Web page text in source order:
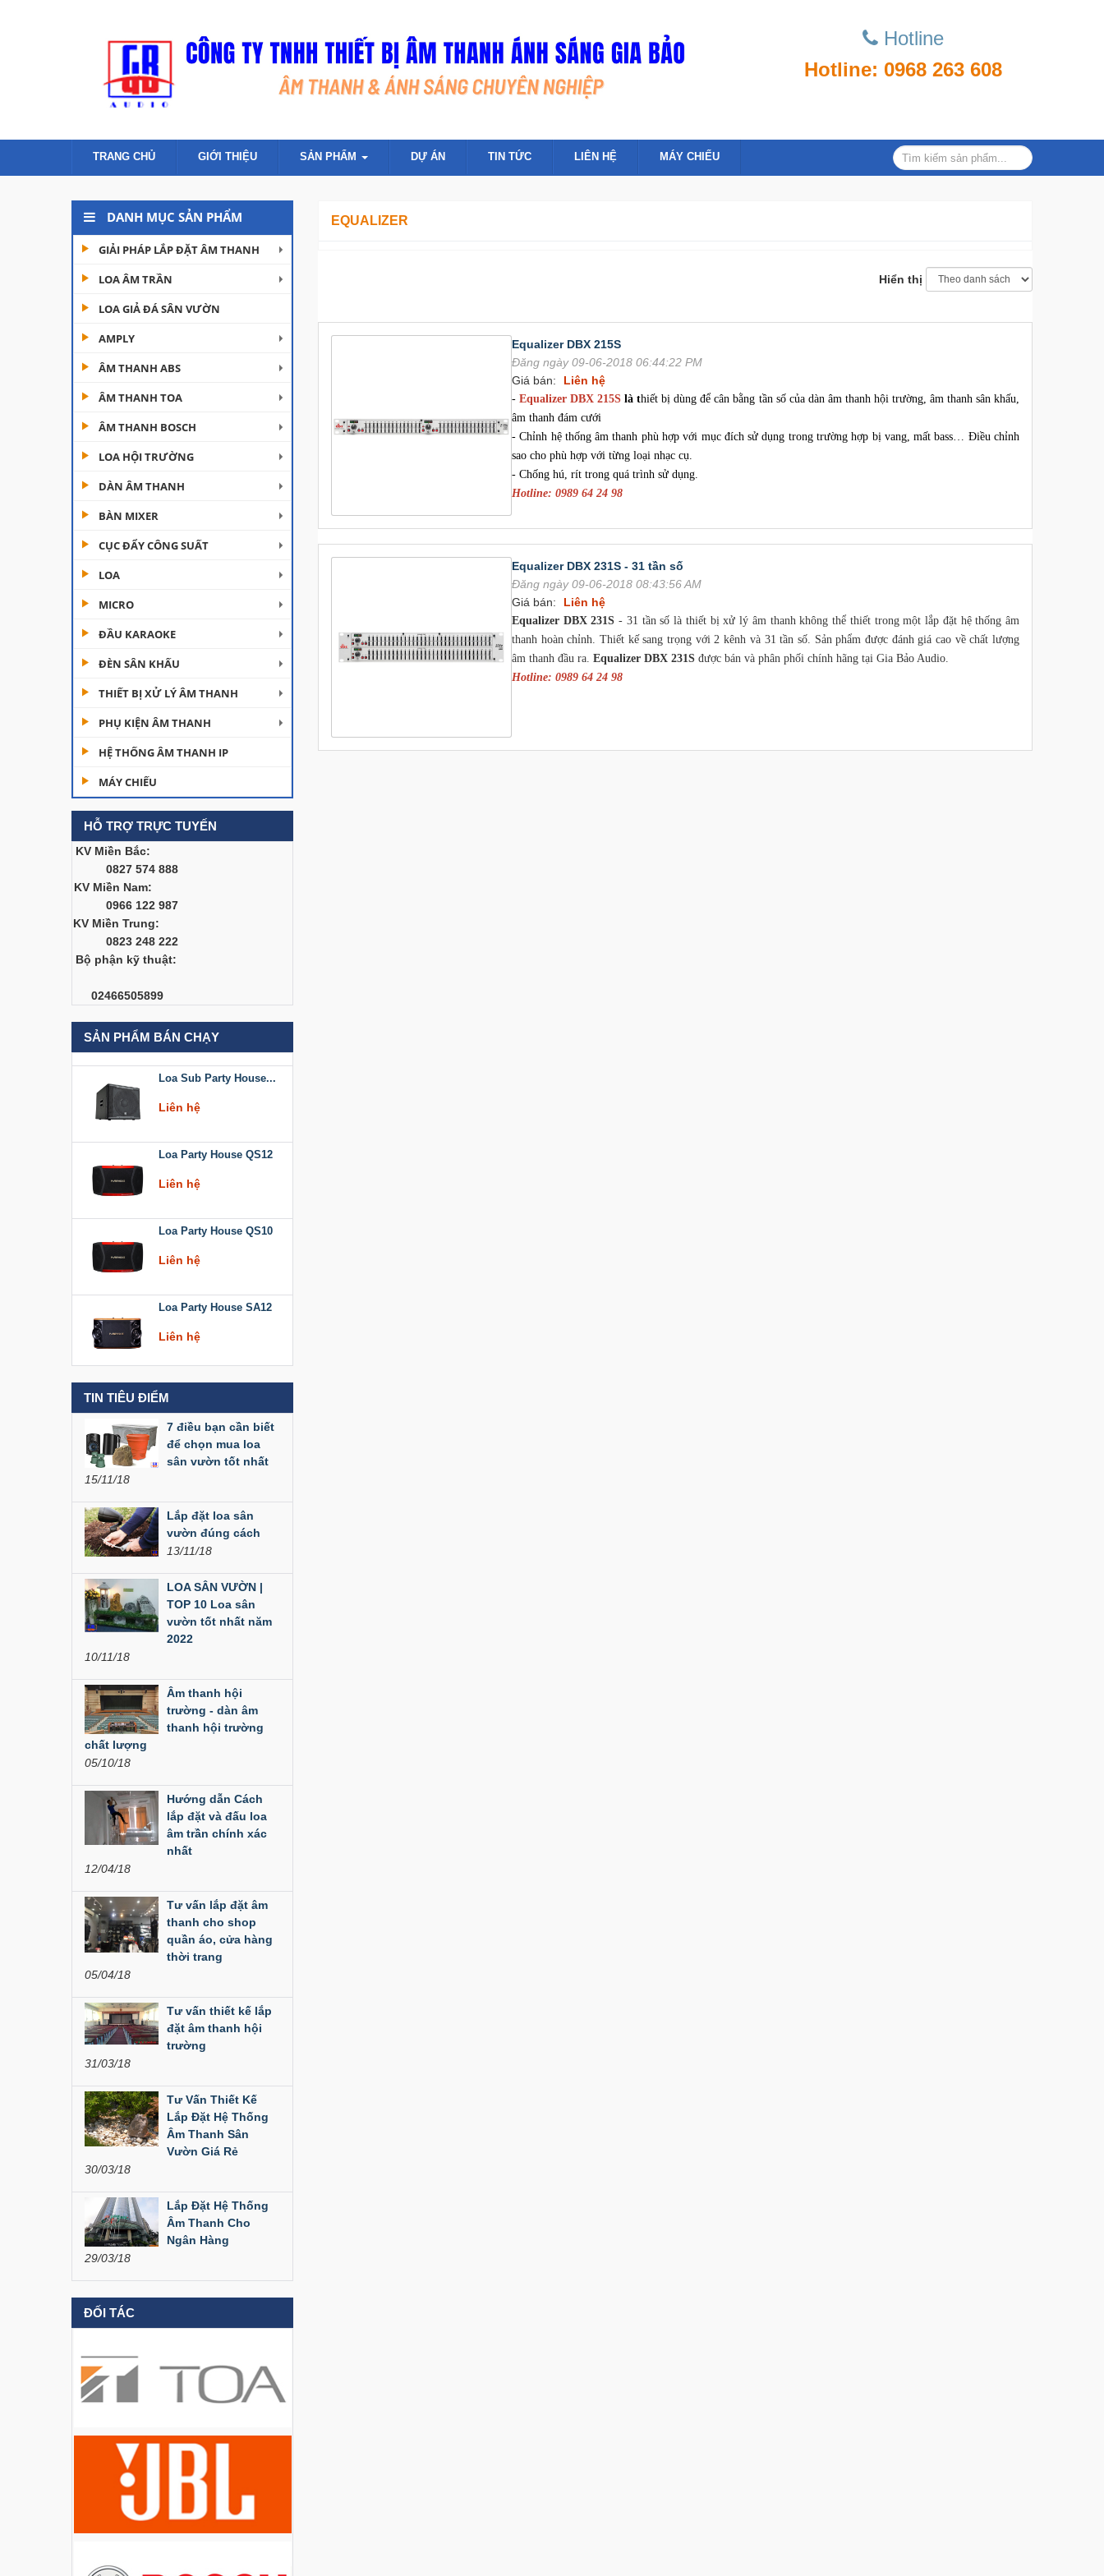
Hotline
Hotline: 0968 263 608
TRANG CHỦ GIỚI THIỆU SẢN PHẨM DỰ ÁN TIN TỨC LIÊN HỆ MÁY CHIẾU
DANH MỤC SẢN PHẨM
GIẢI PHÁP LẮP ĐẶT ÂM THANH
LOA ÂM TRẦN
LOA GIẢ ĐÁ SÂN VƯỜN
AMPLY
ÂM THANH ABS
ÂM THANH TOA
ÂM THANH BOSCH
LOA HỘI TRƯỜNG
DÀN ÂM THANH
BÀN MIXER
CỤC ĐẨY CÔNG SUẤT
LOA
MICRO
ĐẦU KARAOKE
ĐÈN SÂN KHẤU
THIẾT BỊ XỬ LÝ ÂM THANH
PHỤ KIỆN ÂM THANH
HỆ THỐNG ÂM THANH IP
MÁY CHIẾU
HỖ TRỢ TRỰC TUYẾN
KV Miền Bắc:
0827 574 888
KV Miền Nam:
0966 122 987
KV Miền Trung:
0823 248 222
Bộ phận kỹ thuật:
02466505899
SẢN PHẨM BÁN CHẠY
Liên hệ
Cục đẩy công suất
Dàn âm thanh hội
trường...
Bàn Mixer
Allen&Heath...
Liên hệ
Bàn Mixer
Liên hệ
Loa Sub Party House
D218
Liên hệ
Loa Sub Party House...
Liên hệ
Loa Party House QS12
Liên hệ
Loa Party House QS10
Liên hệ
Loa Party House SA12
Liên hệ
Liên hệ
Loa Party House KT510
Loa Party House PH12
Liên hệ
Loa Party House PH10
Liên hệ
Loa Party House AP12
Liên hệ
Liên hệ
Loa Party House MF15
Loa Party House MF12
Liên hệ
Liên hệ
Liên hệ
Loa Party House C12
Đèn Led Moving 108
Đèn Moving Beam
Đèn Moving Beam 230
Đèn Beam 260 Plus
Liên hệ
TIN TIÊU ĐIỂM
7 điều bạn cần biết
để chọn mua loa
sân vườn tốt nhất
15/11/18
Lắp đặt loa sân
vườn đúng cách
13/11/18
LOA SÂN VƯỜN |
TOP 10 Loa sân
vườn tốt nhất năm
2022
10/11/18
Âm thanh hội
trường - dàn âm
thanh hội trường
chất lượng
05/10/18
Hướng dẫn Cách
lắp đặt và đấu loa
âm trần chính xác
nhất
12/04/18
Tư vấn lắp đặt âm
thanh cho shop
quần áo, cửa hàng
thời trang
05/04/18
Tư vấn thiết kế lắp
đặt âm thanh hội
trường
31/03/18
Tư Vấn Thiết Kế
Lắp Đặt Hệ Thống
Âm Thanh Sân
Vườn Giá Rẻ
30/03/18
Lắp Đặt Hệ Thống
Âm Thanh Cho
Ngân Hàng
29/03/18
ĐỐI TÁC
EQUALIZER
Hiển thị
Equalizer DBX 215S
Đăng ngày 09-06-2018 06:44:22 PM
Giá bán:
Liên hệ
-Equalizer DBX 215S là thiết bị dùng để cân bằng tần số của dàn âm thanh hội trường, âm thanh sân khấu,
âm thanh đám cưới
- Chỉnh hệ thống âm thanh phù hợp với mục đích sử dụng trong trường hợp bị vang, mất bass… Điều chỉnh
sao cho phù hợp với từng loại nhạc cụ.
- Chống hú, rít trong quá trình sử dụng.
Hotline: 0989 64 24 98
Equalizer DBX 231S - 31 tần số
Đăng ngày 09-06-2018 08:43:56 AM
Giá bán:
Liên hệ
Equalizer DBX 231S - 31 tần số là thiết bị xử lý âm thanh không thể thiết trong một lắp đặt hệ thống âm
thanh hoàn chỉnh. Thiết kế sang trọng với 2 kênh và 31 tần số. Sản phẩm được đánh giá cao về chất lượng
âm thanh đầu ra. Equalizer DBX 231S được bán và phân phối chính hãng tại Gia Bảo Audio.
Hotline: 0989 64 24 98